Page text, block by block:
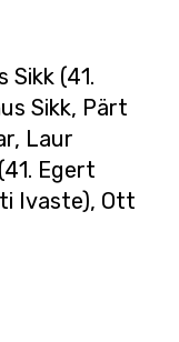
Sikk (41.
Sikk, Pärt
Laur
Egert
Ivaste), Ott